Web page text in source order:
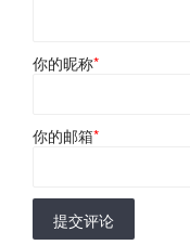
你的昵称*
你的邮箱*
提交评论